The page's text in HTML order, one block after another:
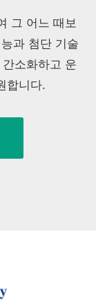
그 어느 때보
과 첨단 기술
소화하고 운
합니다.